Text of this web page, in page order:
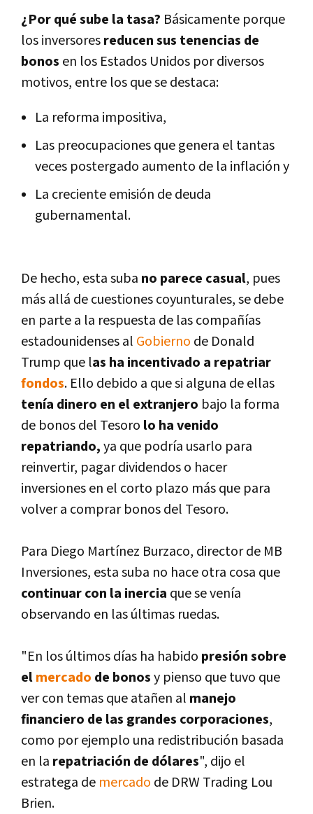
¿Por qué sube la tasa? Básicamente porque
los inversoresreducen sus tenencias de
bonos en los Estados Unidos por diversos
motivos, entre los que se destaca:
La reforma impositiva,
Las preocupaciones que genera el tantas
veces postergado aumento de la inflación y
La creciente emisión de deuda
gubernamental.
De hecho, esta suba no parece casual, pues
más allá de cuestiones coyunturales, se debe
en parte a la respuesta de las compañí­as
estadounidenses al Gobierno de Donald
Trump que las ha incentivado a repatriar
fondos. Ello debido a que si alguna de ellas
tení­a dinero en el extranjero bajo la forma
de bonos del Tesoro lo ha venido
repatriando,ya que podrí­a usarlo para
reinvertir, pagar dividendos o hacer
inversiones en el corto plazo más que para
volver a comprar bonos del Tesoro.
Para Diego Martí­nez Burzaco, director de MB
Inversiones, esta suba no hace otra cosa que
continuar con la inercia que se vení­a
observando en las últimas ruedas.
"En los últimos dí­as ha habido presión sobre
elmercado de bonosy pienso que tuvo que
ver con temas que atañen al manejo
financiero de las grandes corporaciones,
como por ejemplo una redistribución basada
en la repatriación de dólares", dijo el
estratega de mercado de DRW Trading Lou
Brien.